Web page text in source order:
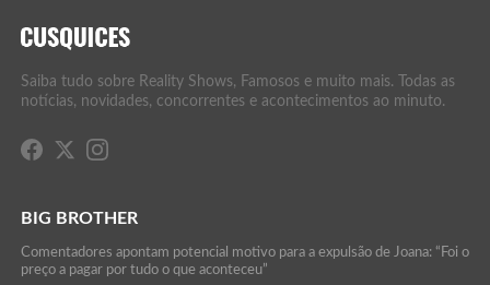
Saiba tudo sobre Reality Shows, Famosos e muito mais. Todas as
notícias, novidades, concorrentes e acontecimentos ao minuto.
BIG BROTHER
Comentadores apontam potencial motivo para a expulsão de Joana: “Foi o
preço a pagar por tudo o que aconteceu”